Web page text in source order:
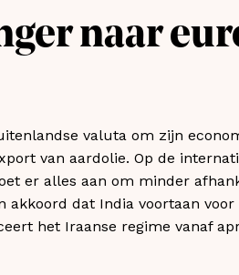
naar
valuta om zijn
van aardolie. Op de
er alles aan om minder
akkoord dat India voortaan
het Iraanse regime vanaf